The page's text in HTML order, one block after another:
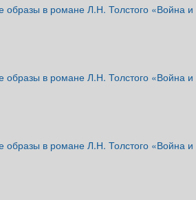
образы в романе Л.Н. Толстого «Война и
образы в романе Л.Н. Толстого «Война и
образы в романе Л.Н. Толстого «Война и